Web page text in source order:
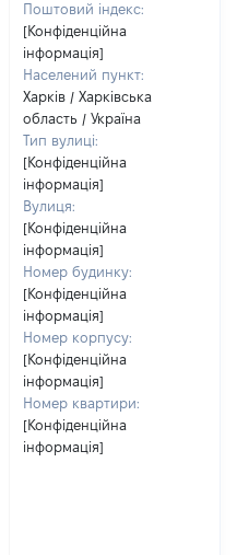
Поштовий індекс:
[Конфіденційна
інформація]
Населений пункт:
Харків / Харківська
область / Україна
Тип вулиці:
[Конфіденційна
інформація]
Вулиця:
[Конфіденційна
інформація]
Номер будинку:
[Конфіденційна
інформація]
Номер корпусу:
[Конфіденційна
інформація]
Номер квартири:
[Конфіденційна
інформація]